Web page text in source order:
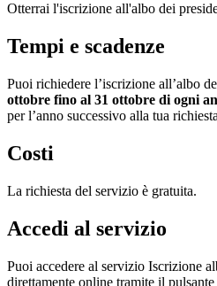
Otterrai l'iscrizione all'albo dei
Tempi e scadenze
Puoi richiedere l’iscrizione all’albo
ottobre fino al 31 ottobre di ogni
per l’anno successivo alla tua
Costi
La richiesta del servizio è gratuita.
Accedi al servizio
Puoi accedere al servizio Iscrizione
direttamente online tramite il